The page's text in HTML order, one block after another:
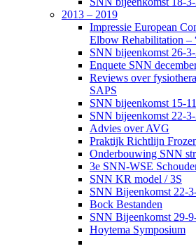
2013 – 2019
Impressie European
Elbow Rehabilitation –
SNN bijeenkomst 26-
Enquete SNN
Reviews over
SAPS
SNN bijeenkomst 15-
SNN bijeenkomst 22-
Advies over AVG
Praktijk Richtlijn
Onderbouwing SNN
3e SNN-WSE
SNN KR model / 3S
SNN Bijeenkomst 22-
Bock Bestanden
SNN Bijeenkomst 29-
Hoytema Symposium